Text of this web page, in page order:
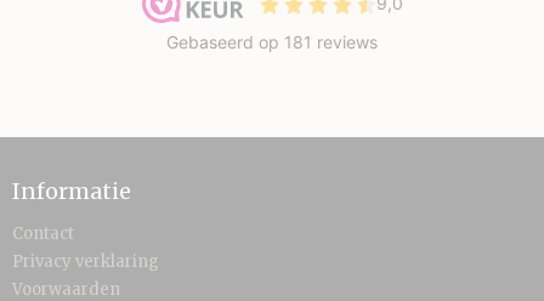
Informatie
Contact
Privacy verklaring
Voorwaarden